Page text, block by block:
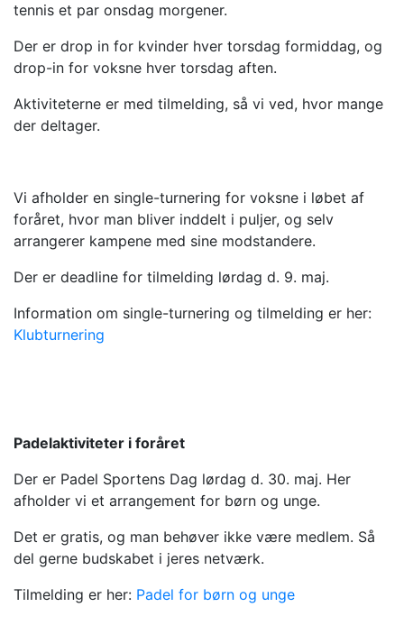
tennis et par onsdag morgener.
Der er drop in for kvinder hver torsdag formiddag, og
drop-in for voksne hver torsdag aften.
Aktiviteterne er med tilmelding, så vi ved, hvor mange
der deltager.
Vi afholder en single-turnering for voksne i løbet af
foråret, hvor man bliver inddelt i puljer, og selv
arrangerer kampene med sine modstandere.
Der er deadline for tilmelding lørdag d. 9. maj.
Information om single-turnering og tilmelding er her:
Klubturnering
Padelaktiviteter i foråret
Der er Padel Sportens Dag lørdag d. 30. maj. Her
afholder vi et arrangement for børn og unge.
Det er gratis, og man behøver ikke være medlem. Så
del gerne budskabet i jeres netværk.
Tilmelding er her: Padel for børn og unge